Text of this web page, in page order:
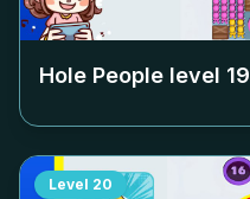
Hole People level 19
Level 20